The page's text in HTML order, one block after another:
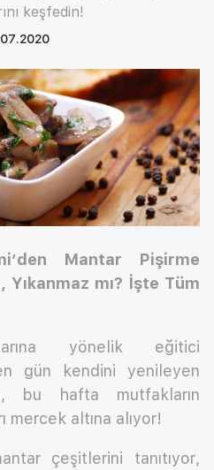
keşfedin!
Mantar Pişirme
Yıkanmaz mı? İşte Tüm
yönelik eğitici
gün kendini yenileyen
bu hafta mutfakların
mercek altına alıyor!
çeşitlerini tanıtıyor,